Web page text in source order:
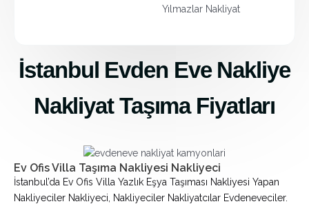
e
n
i
l
d
i
Yılmazlar Nakliyat
İstanbul Evden Eve Nakliye
Nakliyat Taşıma Fiyatları
Ev Ofis Villa Taşıma Nakliyesi Nakliyeci
İstanbul’da Ev Ofis Villa Yazlık Eşya Taşıması Nakliyesi Yapan
Nakliyeciler Nakliyeci, Nakliyeciler Nakliyatcılar Evdeneveciler.